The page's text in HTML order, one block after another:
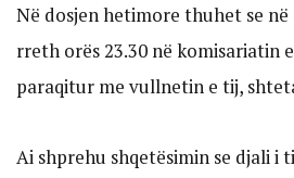
Në dosjen hetimore thuhet se
rreth orës 23.30 në komisariatin
paraqitur me vullnetin e tij,
Ai shprehu shqetësimin se djali i